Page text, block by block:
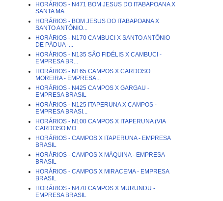
HORÁRIOS - N471 BOM JESUS DO ITABAPOANA X
SANTA MA...
HORÁRIOS - BOM JESUS DO ITABAPOANA X
SANTO ANTÔNIO...
HORÁRIOS - N170 CAMBUCI X SANTO ANTÔNIO
DE PÁDUA -...
HORÁRIOS - N135 SÃO FIDÉLIS X CAMBUCI -
EMPRESA BR...
HORÁRIOS - N165 CAMPOS X CARDOSO
MOREIRA - EMPRESA...
HORÁRIOS - N425 CAMPOS X GARGAU -
EMPRESA BRASIL
HORÁRIOS - N125 ITAPERUNA X CAMPOS -
EMPRESA BRASI...
HORÁRIOS - N100 CAMPOS X ITAPERUNA (VIA
CARDOSO MO...
HORÁRIOS - CAMPOS X ITAPERUNA - EMPRESA
BRASIL
HORÁRIOS - CAMPOS X MÁQUINA - EMPRESA
BRASIL
HORÁRIOS - CAMPOS X MIRACEMA - EMPRESA
BRASIL
HORÁRIOS - N470 CAMPOS X MURUNDU -
EMPRESA BRASIL